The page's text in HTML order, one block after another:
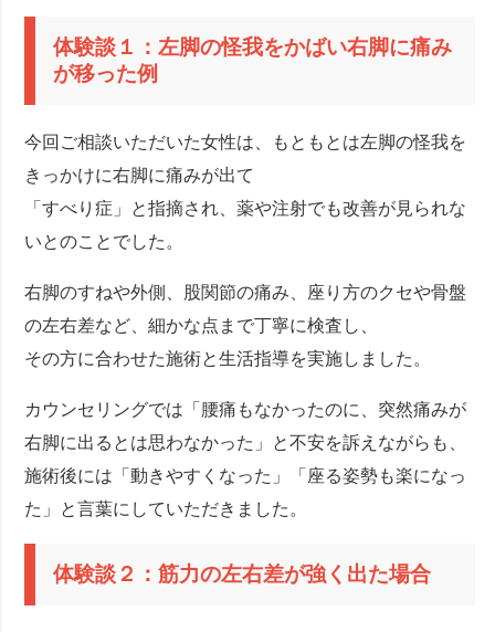
体験談１：左脚の怪我をかばい右脚に痛み
が移った例
今回ご相談いただいた女性は、もともとは左脚の怪我を
きっかけに右脚に痛みが出て
「すべり症」と指摘され、薬や注射でも改善が見られな
いとのことでした。
右脚のすねや外側、股関節の痛み、座り方のクセや骨盤
の左右差など、細かな点まで丁寧に検査し、
その方に合わせた施術と生活指導を実施しました。
カウンセリングでは「腰痛もなかったのに、突然痛みが
右脚に出るとは思わなかった」と不安を訴えながらも、
施術後には「動きやすくなった」「座る姿勢も楽になっ
た」と言葉にしていただきました。
体験談２：筋力の左右差が強く出た場合